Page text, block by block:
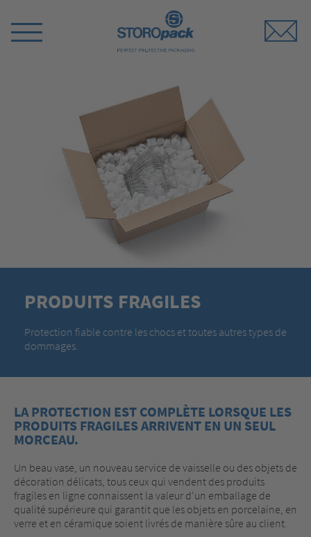
Switch
PRODUITS FRAGILES
Protection fiable contre les chocs et toutes autres types de
dommages.
LA PROTECTION EST COMPLÈTE LORSQUE LES
PRODUITS FRAGILES ARRIVENT EN UN SEUL
MORCEAU.
Un beau vase, un nouveau service de vaisselle ou des objets de
décoration délicats, tous ceux qui vendent des produits
fragiles en ligne connaissent la valeur d'un emballage de
qualité supérieure qui garantit que les objets en porcelaine, en
verre et en céramique soient livrés de manière sûre au client.